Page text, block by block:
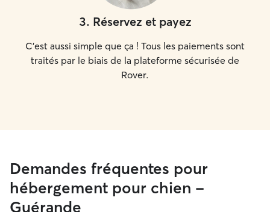
3. Réservez et payez
C'est aussi simple que ça ! Tous les paiements sont
traités par le biais de la plateforme sécurisée de
Rover.
Demandes fréquentes pour
hébergement pour chien -
Guérande